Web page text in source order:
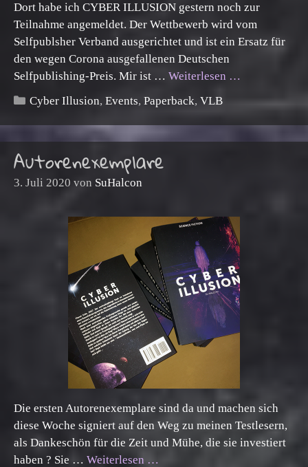
Dort habe ich CYBER ILLUSION gestern noch zur
Teilnahme angemeldet. Der Wettbewerb wird vom
Selfpublsher Verband ausgerichtet und ist ein Ersatz für
den wegen Corona ausgefallenen Deutschen
Selfpublishing-Preis. Mir ist … Weiterlesen …
Kategorien
Cyber Illusion,Events,Paperback,VLB
Autorenexemplare
3. Juli 2020 von SuHalcon
Die ersten Autorenexemplare sind da und machen sich
diese Woche signiert auf den Weg zu meinen Testlesern,
als Dankeschön für die Zeit und Mühe, die sie investiert
haben ? Sie … Weiterlesen …